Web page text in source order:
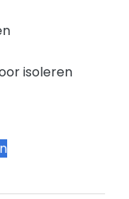
isoleren